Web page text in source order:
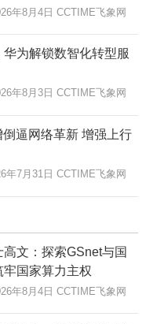
年8月4日 CCTIME飞象网
为解锁数智化转型服
年8月3日 CCTIME飞象网
逼网络革新 增强上行
年7月31日 CCTIME飞象网
文：探索GSnet与国
国家算力主权
年8月4日 CCTIME飞象网